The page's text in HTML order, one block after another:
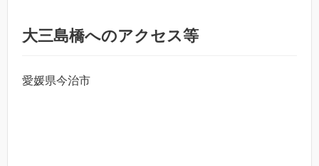
大三島橋へのアクセス等
愛媛県今治市